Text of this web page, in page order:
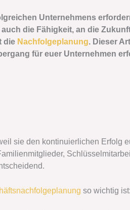
Unternehmens
die Fähigkeit, an die
die Nachfolgeplanung. Dieser
für euer Unternehmen
sie den kontinuierlichen Erfolg
so wichtig ist: